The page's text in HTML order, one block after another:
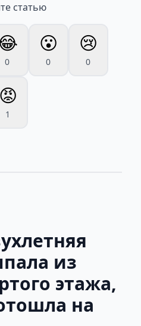
статью
0
😮
0
😢
0
😡
1
из
этажа,
на